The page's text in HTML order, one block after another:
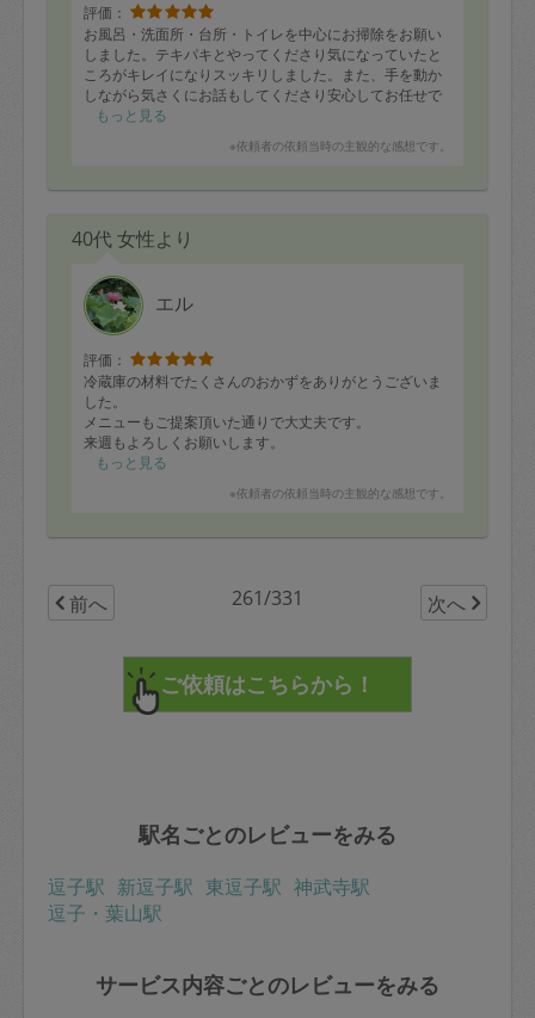
評価：
お風呂・洗面所・台所・トイレを中心にお掃除をお願い
しました。テキパキとやってくださり気になっていたと
ころがキレイになりスッキリしました。また、手を動か
しながら気さくにお話もしてくださり安心してお任せで
きました。また依頼させていただければと思います！
もっと見る
※依頼者の依頼当時の主観的な感想です。
40代 女性より
エル
評価：
冷蔵庫の材料でたくさんのおかずをありがとうございま
した。
メニューもご提案頂いた通りで大丈夫です。
来週もよろしくお願いします。
もっと見る
※依頼者の依頼当時の主観的な感想です。
前へ 261/331 次へ
駅名ごとのレビューをみる
逗子駅 新逗子駅 東逗子駅 神武寺駅
逗子・葉山駅
サービス内容ごとのレビューをみる